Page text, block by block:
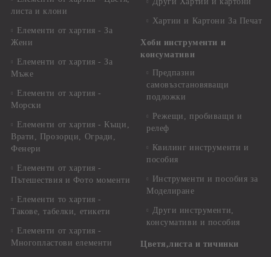
листа и клони
Елементи от хартия - За
Жени
Елементи от хартия - За
Мъже
Елементи от хартия -
Морски
Елементи от хартия - Къщи,
Врати, Прозорци, Огради,
Фенери
Елементи от хартия -
Пътешествия и Фото моменти
Елементи то хартия -
Такове, табелки, етикети
Елементи от хартия -
Многопластови елементи
Хартии и Картони За Печат
Хоби инструменти и
консумативи
Предпазни
самовъзстановяващи
подложки
Режещи, пробиващи и
релеф
Квилинг инструменти и
пособия
Инструменти и пособия за
Моделиране
Други инструменти,
консумативи и пособия
Цветя,листа и тичинки